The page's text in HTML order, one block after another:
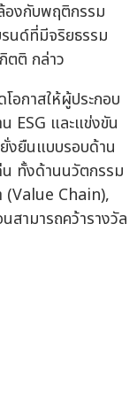
องกับพฤติกรรม
นด์ที่มีจริยธรรม
ตติ กล่าว
อกาสให้ผู้ประกอบ
ESG และแข่งขัน
งยืนแบบรอบด้าน
ทั้งด้านนวัตกรรม
(Value Chain),
สามารถคว้ารางวัล